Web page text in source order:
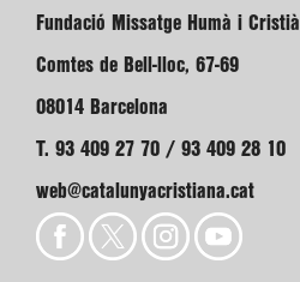
Fundació Missatge Humà i Cristià
Comtes de Bell-lloc, 67-69
08014 Barcelona
T. 93 409 27 70 / 93 409 28 10
web@catalunyacristiana.cat